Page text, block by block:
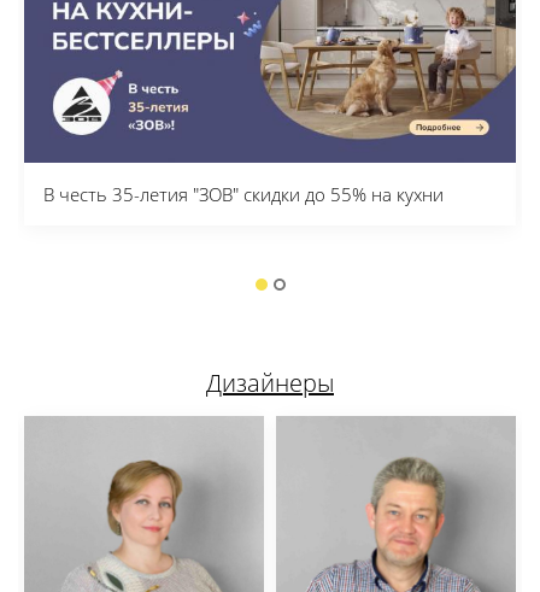
В честь 35-летия "ЗОВ" скидки до 55% на кухни
Дизайнеры